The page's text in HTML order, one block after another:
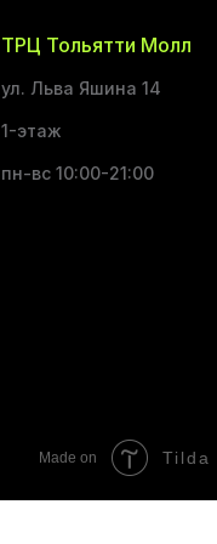
ТРЦ Тольятти Молл
ул. Льва Яшина 14
1-этаж
пн-вс 10:00-21:00
Made on Tilda